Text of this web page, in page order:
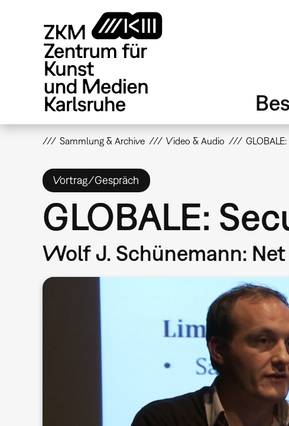
Sammlung & Archive Video & Audio
Vortrag/Gespräch
GLOBALE:
Wolf J. Schünemann: